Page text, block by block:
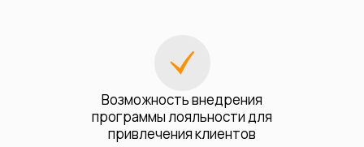
Возможность внедрения
программы лояльности для
привлечения клиентов